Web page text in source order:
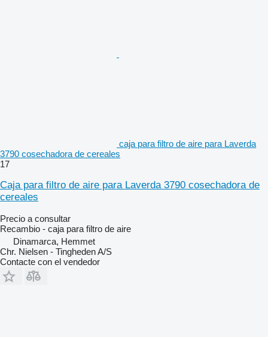
caja para filtro de aire para Laverda
3790 cosechadora de cereales
17
Caja para filtro de aire para Laverda 3790 cosechadora de
cereales
Precio a consultar
Recambio - caja para filtro de aire
Dinamarca, Hemmet
Chr. Nielsen - Tingheden A/S
Contacte con el vendedor